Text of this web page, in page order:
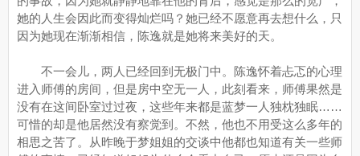
她的人生会因此而变得灿烂吗？她已经不愿意再去想什么，只
因为她现在渐渐相信，陈逸就是她将来美好的天。
不一会儿，两人已经回到无极门中。陈逸怀着忐忑的心理
进入师傅的房间，但是房中空无一人，此刻看来，师傅果然是
没有在这间卧室过过夜，这些年来都是蓝梦一人独枕独眠……
可惜的却是他居然没有察觉到。不然，他也不用受这么多年的
相思之苦了。从昨晚于梦姐姐的交谈中他都也知道有关一些师